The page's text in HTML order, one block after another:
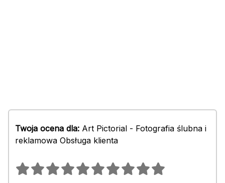
Twoja ocena dla: Art Pictorial - Fotografia ślubna i
reklamowa Obsługa klienta